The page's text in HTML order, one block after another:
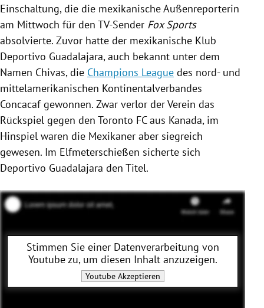
Einschaltung, die die mexikanische Außenreporterin
am Mittwoch für den TV-Sender Fox Sports
absolvierte. Zuvor hatte der mexikanische Klub
Deportivo Guadalajara, auch bekannt unter dem
Namen Chivas, die Champions League des nord- und
mittelamerikanischen Kontinentalverbandes
Concacaf gewonnen. Zwar verlor der Verein das
Rückspiel gegen den Toronto FC aus Kanada, im
Hinspiel waren die Mexikaner aber siegreich
gewesen. Im Elfmeterschießen sicherte sich
Deportivo Guadalajara den Titel.
Stimmen Sie einer Datenverarbeitung von
Youtubezu, um diesen Inhalt anzuzeigen.
YoutubeAkzeptieren